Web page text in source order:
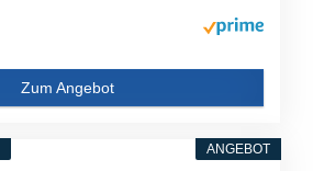
Zum Angebot
ANGEBOT